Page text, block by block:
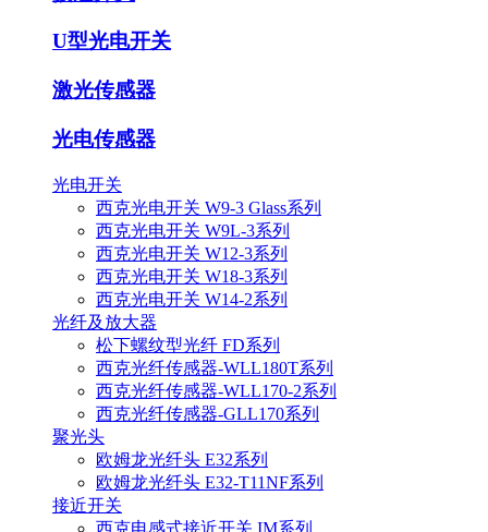
U型光电开关
激光传感器
光电传感器
光电开关
西克光电开关 W9-3 Glass系列
西克光电开关 W9L-3系列
西克光电开关 W12-3系列
西克光电开关 W18-3系列
西克光电开关 W14-2系列
光纤及放大器
松下螺纹型光纤 FD系列
西克光纤传感器-WLL180T系列
西克光纤传感器-WLL170-2系列
西克光纤传感器-GLL170系列
聚光头
欧姆龙光纤头 E32系列
欧姆龙光纤头 E32-T11NF系列
接近开关
西克电感式接近开关 IM系列